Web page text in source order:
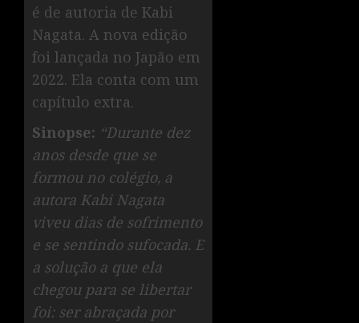
é de autoria de Kabi
Nagata. A nova edição
foi lançada no Japão em
2022. Ela conta com um
capítulo extra.
Sinopse: “Durante dez
anos desde que se
formou no colégio, a
autora Kabi Nagata
viveu dias de sofrimento
e se sentindo sufocada. E
a solução a que ela
chegou para se libertar
foi: ser abraçada por